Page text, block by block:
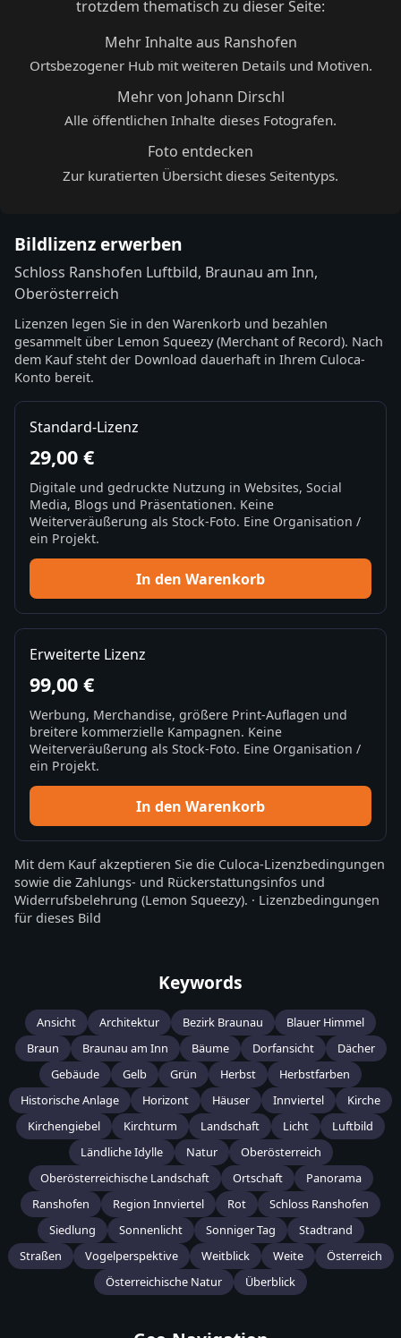
trotzdem thematisch zu dieser Seite:
Mehr Inhalte aus Ranshofen
Ortsbezogener Hub mit weiteren Details und Motiven.
Mehr von Johann Dirschl
Alle öffentlichen Inhalte dieses Fotografen.
Foto entdecken
Zur kuratierten Übersicht dieses Seitentyps.
Bildlizenz erwerben
Schloss Ranshofen Luftbild, Braunau am Inn,
Oberösterreich
Lizenzen legen Sie in den Warenkorb und bezahlen
gesammelt über Lemon Squeezy (Merchant of Record). Nach
dem Kauf steht der Download dauerhaft in Ihrem Culoca-
Konto bereit.
Standard-Lizenz
29,00 €
Digitale und gedruckte Nutzung in Websites, Social
Media, Blogs und Präsentationen. Keine
Weiterveräußerung als Stock-Foto. Eine Organisation /
ein Projekt.
In den Warenkorb
Erweiterte Lizenz
99,00 €
Werbung, Merchandise, größere Print-Auflagen und
breitere kommerzielle Kampagnen. Keine
Weiterveräußerung als Stock-Foto. Eine Organisation /
ein Projekt.
In den Warenkorb
Mit dem Kauf akzeptieren Sie die Culoca-Lizenzbedingungen
sowie die Zahlungs- und Rückerstattungsinfos und
Widerrufsbelehrung (Lemon Squeezy). · Lizenzbedingungen
für dieses Bild
Keywords
Ansicht Architektur Bezirk Braunau
Blauer Himmel
Braun
Braunau am Inn Bäume Dorfansicht
Dächer
Gebäude
Gelb Grün Herbst
Herbstfarben
Historische Anlage
Horizont Häuser Innviertel
Kirche
Kirchengiebel
Kirchturm Landschaft Licht
Luftbild
Ländliche Idylle
Natur
Oberösterreich
Oberösterreichische Landschaft
Ortschaft
Panorama
Ranshofen
Region Innviertel Rot
Schloss Ranshofen
Siedlung
Sonnenlicht Sonniger Tag
Stadtrand
Straßen
Vogelperspektive Weitblick Weite
Österreich
Österreichische Natur
Überblick